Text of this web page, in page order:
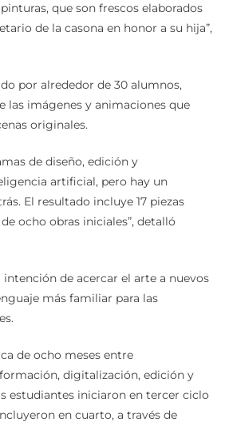
que son frescos elaborados
de la casona en honor a su hija”,
por alrededor de 30 alumnos,
las imágenes y animaciones que
originales.
de diseño, edición y
artificial, pero hay un
El resultado incluye 17 piezas
ocho obras iniciales”, detalló
de acercar el arte a nuevos
más familiar para las
de ocho meses entre
digitalización, edición y
estudiantes iniciaron en tercer ciclo
en cuarto, a través de